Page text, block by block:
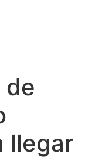
de
llegar